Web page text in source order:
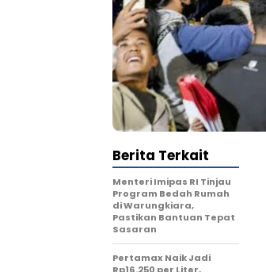
Berita Terkait
‎Menteri Imipas RI Tinjau
Program Bedah Rumah
di Warungkiara,
Pastikan Bantuan Tepat
Sasaran
‎Pertamax Naik Jadi